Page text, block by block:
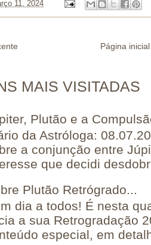
11, 2024
Página inicial
MAIS VISITADAS
Plutão e a
da Astróloga:
a conjunção entre
que decidi
Plutão Retrógrado...
dia a todos! É nesta
a sua Retrogradação
especial, em